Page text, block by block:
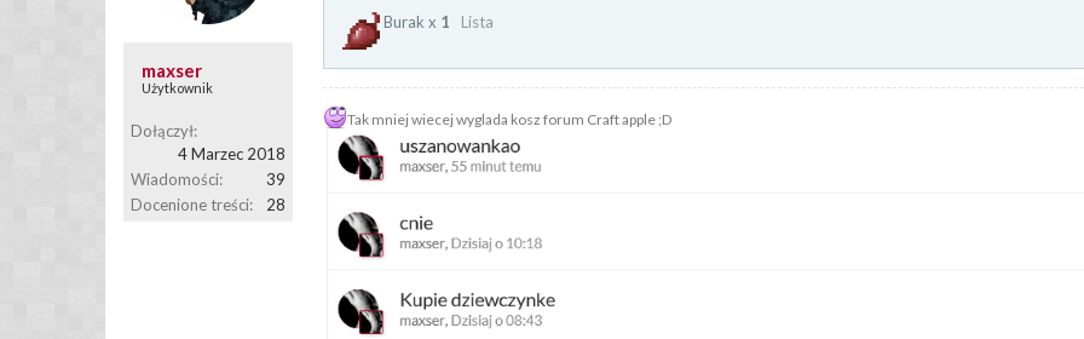
maxser
Użytkownik
Dołączył:
4 Marzec 2018
Wiadomości:
39
Docenione treści:
28
Burak x 1 Lista
Tak mniej wiecej wyglada kosz forum Craft apple ;D